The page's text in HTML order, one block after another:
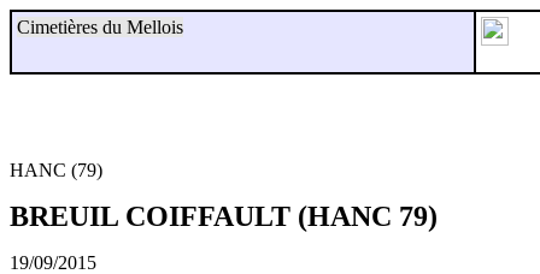
Cimetières du Mellois
HANC (79)
BREUIL COIFFAULT (HANC 79)
19/09/2015